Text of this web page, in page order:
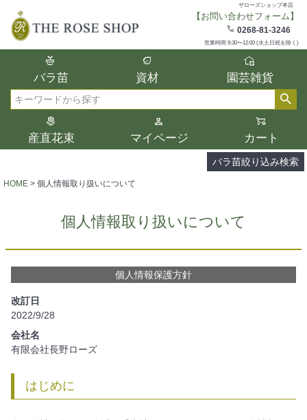
ザローズショップ本店
【お問い合わせフォーム】
0268-81-3246
営業時間 9:30〜12:00 (水土日祝を除く)
バラ苗 資材 園芸雑貨
産直花束 マイページ カート
バラ苗絞り込み検索
在庫
在庫ありのみ表示
検索
複数の条件を選択して絞り込み検索が可能
選択した項目全てに該当する品種のみ検索
結果に表示されます。
タイプ、カラー、ブランドなどは1つずつ選
択してください。
HOME 個人情報取り扱いについて
個人情報取り扱いについて
個人情報保護方針
改訂日
2022/9/28
会社名
有限会社長野ローズ
はじめに